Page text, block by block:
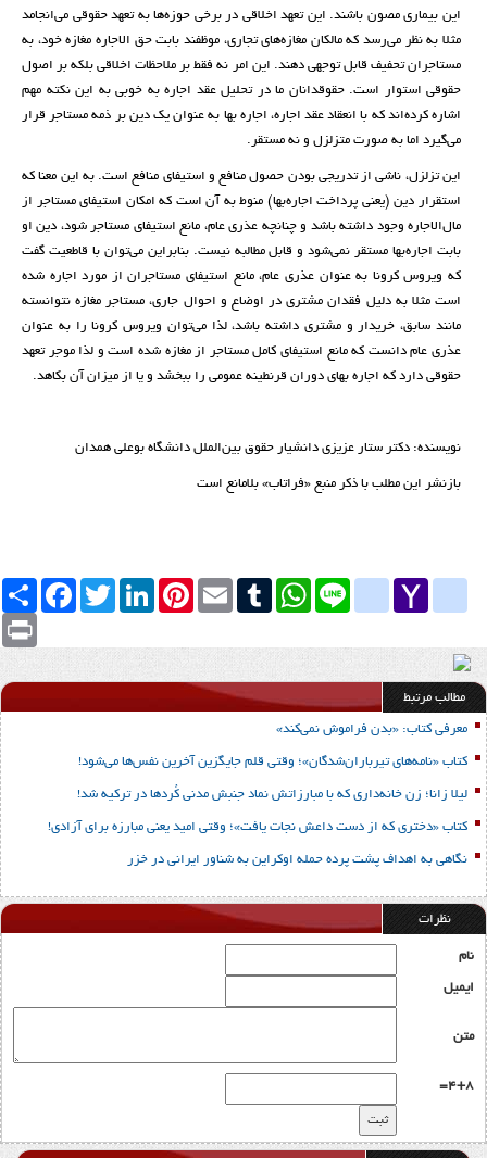
این بیماری مصون باشند. این تعهد اخلاقی در برخی حوزه‌ها به تعهد حقوقی می‌انجامد
مثلا به نظر می‌رسد که مالکان مغازه‌های تجاری، موظفند بابت حق الاجاره مغازه خود، به
مستاجران تحفیف قابل توجهی دهند. این امر نه فقط بر ملاحظات اخلاقی بلکه بر اصول
حقوقی استوار است. حقوقدانان ما در تحلیل عقد اجاره به خوبی به این نکته مهم
اشاره کرده‌اند که با انعقاد عقد اجاره، اجاره بها به عنوان یک دین بر ذمه مستاجر قرار
می‌گیرد اما به صورت متزلزل و نه مستقر.
این تزلزل، ناشی از تدریجی بودن حصول منافع و استیفای منافع است. به این معنا که
استقرار دین (یعنی پرداخت اجاره‌بها) منوط به آن است که امکان استیفای مستاجر از
مال‌الاجاره وجود داشته باشد و چنانچه عذری عام، مانع استیفای مستاجر شود، دین او
بابت اجاره‌بها مستقر نمی‌شود و قابل مطالبه نیست. بنابراین می‌توان با قاطعیت گفت
که ویروس کرونا به عنوان عذری عام، مانع استیفای مستاجران از مورد اجاره شده
است مثلا به دلیل فقدان مشتری در اوضاع و احوال جاری، مستاجر مغازه نتوانسته
مانند سابق، خریدار و مشتری داشته باشد، لذا می‌توان ویروس کرونا را به عنوان
عذری عام دانست که مانع استیفای کامل مستاجر از مغازه شده است و لذا موجر تعهد
حقوقی دارد که اجاره بهای دوران قرنطینه عمومی را ببخشد و یا از میزان آن بکاهد.
نویسنده: دکتر ستار عزیزی دانشیار حقوق بین‌الملل دانشگاه بوعلی همدان
بازنشر این مطلب با ذکر منبع «فراتاب» بلامانع است
Facebook TwitterLinkedInPinterest Email TumblrWhatsApp Line
google_bookmarks
Yahoo
yahoo_messenger
Print
مطالب مرتبط
معرفی کتاب: «بدن فراموش نمی‌کند»
کتاب «نامه‌های تیرباران‌شدگان»؛ وقتی قلم جایگزین آخرین نفس‌ها می‌شود!
لیلا زانا؛ زن خانه‌داری که با مبارزاتش نماد جنبش مدنی کُردها در ترکیه شد!
کتاب «دختری که از دست داعش نجات یافت»؛ وقتی امید یعنی مبارزه برای آزادی!
نگاهی به اهداف پشت پرده حمله اوکراین به شناور ایرانی در خزر
نظرات
نام
ایمیل
متن
4+8=